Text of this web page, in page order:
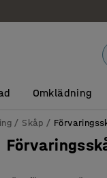
Omklädning
Skåp